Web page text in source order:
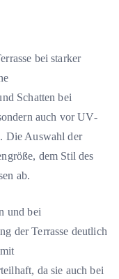
bei starker
Schatten bei
auch vor UV-
Die Auswahl der
dem Stil des
ab.
und bei
der Terrasse deutlich
da sie auch bei